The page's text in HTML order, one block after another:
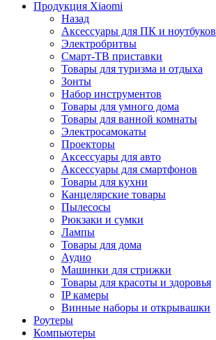
Продукция Xiaomi
Назад
Аксессуары для ПК и ноутбуков
Электробритвы
Смарт-ТВ приставки
Товары для туризма и отдыха
Зонты
Набор инструментов
Товары для умного дома
Товары для ванной комнаты
Электросамокаты
Проекторы
Аксессуары для авто
Аксессуары для смартфонов
Товары для кухни
Канцелярские товары
Пылесосы
Рюкзаки и сумки
Лампы
Товары для дома
Аудио
Машинки для стрижки
Товары для красоты и здоровья
IP камеры
Винные наборы и открывашки
Роутеры
Компьютеры